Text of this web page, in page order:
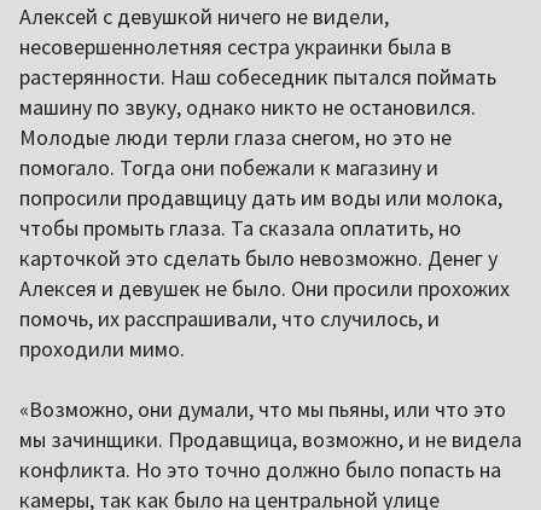
Алексей с девушкой ничего не видели,
несовершеннолетняя сестра украинки была в
растерянности. Наш собеседник пытался поймать
машину по звуку, однако никто не остановился.
Молодые люди терли глаза снегом, но это не
помогало. Тогда они побежали к магазину и
попросили продавщицу дать им воды или молока,
чтобы промыть глаза. Та сказала оплатить, но
карточкой это сделать было невозможно. Денег у
Алексея и девушек не было. Они просили прохожих
помочь, их расспрашивали, что случилось, и
проходили мимо.
«Возможно, они думали, что мы пьяны, или что это
мы зачинщики. Продавщица, возможно, и не видела
конфликта. Но это точно должно было попасть на
камеры, так как было на центральной улице